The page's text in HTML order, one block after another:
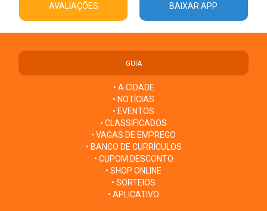
AVALIAÇÕES BAIXAR APP
GUIA
• A CIDADE
• NOTÍCIAS
• EVENTOS
• CLASSIFICADOS
• VAGAS DE EMPREGO
• BANCO DE CURRÍCULOS
• CUPOM DESCONTO
• SHOP ONLINE
• SORTEIOS
• APLICATIVO